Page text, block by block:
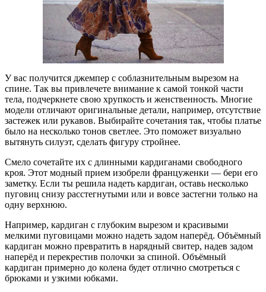
У вас получится джемпер с соблазнительным вырезом на
спине. Так вы привлечете внимание к самой тонкой части
тела, подчеркнете свою хрупкость и женственность. Многие
модели отличают оригинальные детали, например, отсутствие
застежек или рукавов. Выбирайте сочетания так, чтобы платье
было на несколько тонов светлее. Это поможет визуально
вытянуть силуэт, сделать фигуру стройнее.
Смело сочетайте их с длинными кардиганами свободного
кроя. Этот модный прием изобрели француженки — бери его
заметку. Если ты решила надеть кардиган, оставь несколько
пуговиц снизу расстегнутыми или и вовсе застегни только на
одну верхнюю.
Например, кардиган с глубоким вырезом и красивыми
мелкими пуговицами можно надеть задом наперёд. Объёмный
кардиган можно превратить в нарядный свитер, надев задом
наперёд и перекрестив полочки за спиной. Объёмный
кардиган примерно до колена будет отлично смотреться с
брюками и узкими юбками.